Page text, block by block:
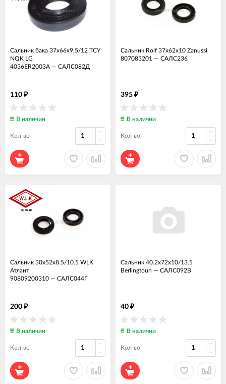
Сальник бака 37x66x9.5/12 TCY
NQK LG
4036ER2003A — САЛС082Д
110 ₽
В наличии
Кол-во
Сальник Rolf 37x62x10 Zanussi
807083201 — САЛС236
395 ₽
В наличии
Кол-во
Сальник 30x52x8.5/10.5 WLK
Атлант
90809200310 — САЛС044Г
200 ₽
В наличии
Кол-во
Сальник 40.2x72x10/13.5
Berlingtoun — САЛС092В
40 ₽
В наличии
Кол-во